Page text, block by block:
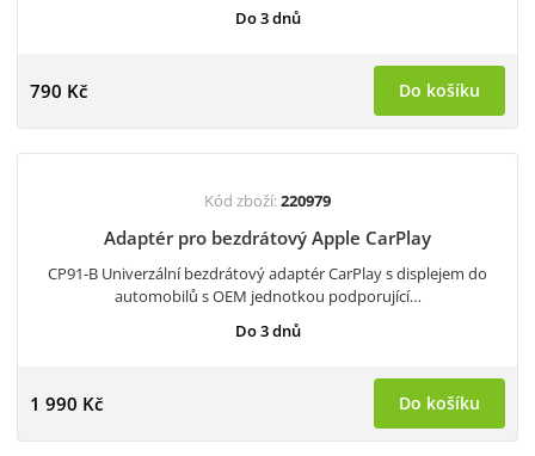
Do 3 dnů
790 Kč Do košíku
Kód zboží:220979
Adaptér pro bezdrátový Apple CarPlay
CP91-B Univerzální bezdrátový adaptér CarPlay s displejem do
automobilů s OEM jednotkou podporující…
Do 3 dnů
1 990 Kč Do košíku